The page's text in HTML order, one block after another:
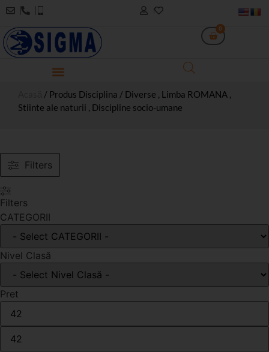
0
/ Produs Disciplina / Diverse , Limba ROMANA ,
Stiinte ale naturii , Discipline socio-umane
Filters
Filters
CATEGORII
Nivel Clasă
Pret